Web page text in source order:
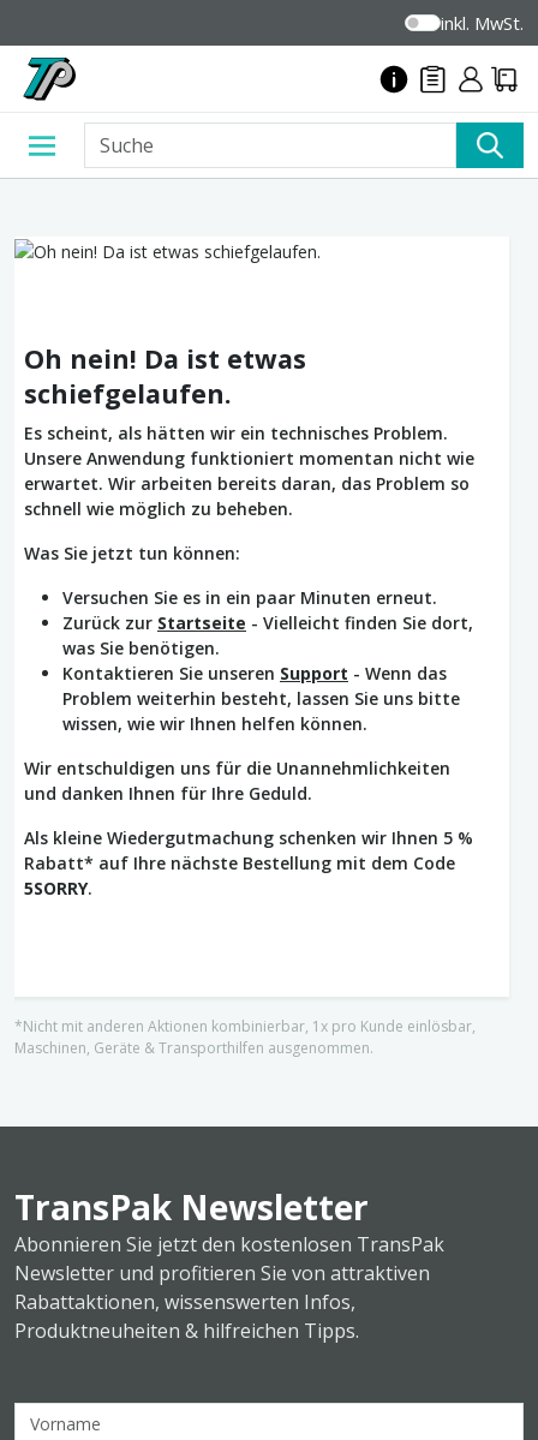
inkl. MwSt.
Oh nein! Da ist etwas
schiefgelaufen.
Es scheint, als hätten wir ein technisches Problem.
Unsere Anwendung funktioniert momentan nicht wie
erwartet. Wir arbeiten bereits daran, das Problem so
schnell wie möglich zu beheben.
Was Sie jetzt tun können:
Versuchen Sie es in ein paar Minuten erneut.
Zurück zur Startseite - Vielleicht finden Sie dort,
was Sie benötigen.
Kontaktieren Sie unseren Support - Wenn das
Problem weiterhin besteht, lassen Sie uns bitte
wissen, wie wir Ihnen helfen können.
Wir entschuldigen uns für die Unannehmlichkeiten
und danken Ihnen für Ihre Geduld.
Als kleine Wiedergutmachung schenken wir Ihnen 5 %
Rabatt* auf Ihre nächste Bestellung mit dem Code
5SORRY.
*Nicht mit anderen Aktionen kombinierbar, 1x pro Kunde einlösbar,
Maschinen, Geräte & Transporthilfen ausgenommen.
TransPak Newsletter
Abonnieren Sie jetzt den kostenlosen TransPak
Newsletter und profitieren Sie von attraktiven
Rabattaktionen, wissenswerten Infos,
Produktneuheiten & hilfreichen Tipps.